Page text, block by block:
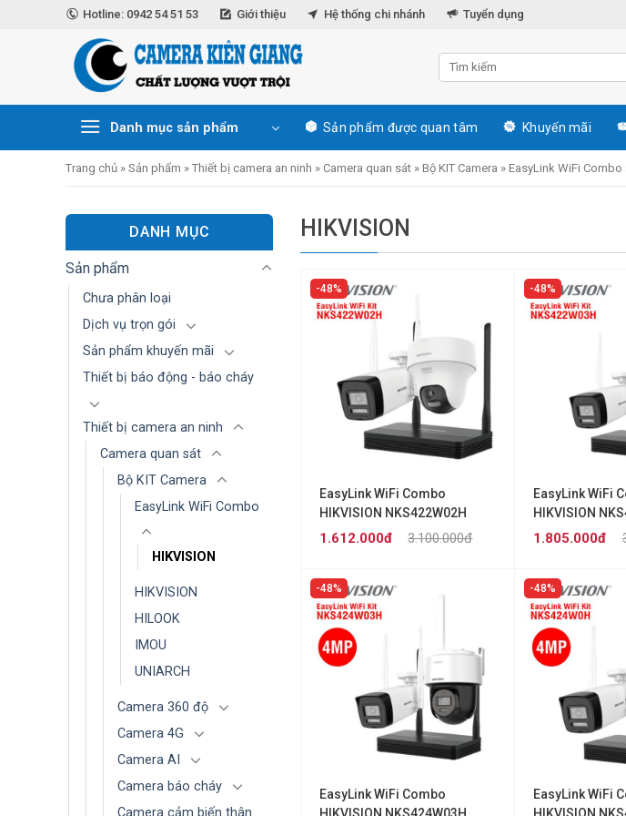
Hotline: 0942 54 51 53 Giới thiệu Hệ thống chi nhánh Tuyển dụng
Danh mục sản phẩm Sản phẩm được quan tâm Khuyến mãi
Trang chủ » Sản phẩm » Thiết bị camera an ninh » Camera quan sát » Bộ KIT Camera » EasyLink WiFi Combo
DANH MỤC
Sản phẩm
Chưa phân loại
Dịch vụ trọn gói
Sản phẩm khuyến mãi
Thiết bị báo động - báo cháy
Thiết bị camera an ninh
Camera quan sát
Bộ KIT Camera
EasyLink WiFi Combo
HIKVISION
HIKVISION
HILOOK
IMOU
UNIARCH
Camera 360 độ
Camera 4G
Camera AI
Camera báo cháy
Camera cảm biến thân
HIKVISION
48%
EasyLink WiFi Combo
HIKVISION NKS422W02H
(2MP)
3.100.000đ
1.612.000đ
48%
EasyLink WiFi
HIKVISION
(2MP)
1.805.000đ
48%
EasyLink WiFi Combo
48%
EasyLink WiFi